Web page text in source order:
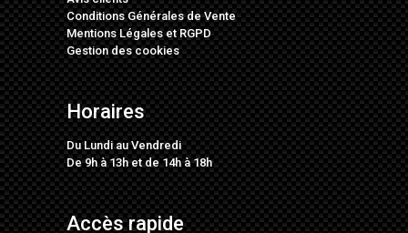
Conditions Générales de Vente
Mentions LégalesetRGPD
Gestion des cookies
Horaires
Du Lundi au Vendredi
De 9h à 13h et de 14h à 18h
Accès rapide